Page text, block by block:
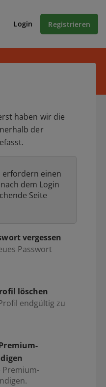
Login Registrieren
haben wir die
der
erfordern einen
dem Login
Seite
vergessen
Passwort
löschen
endgültig zu
Premium-